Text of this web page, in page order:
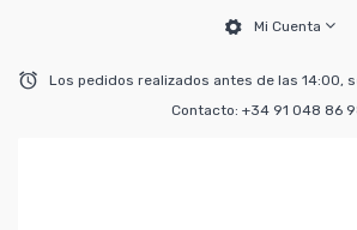
Mi Cuenta
Los pedidos realizados antes de las 14:00,
Contacto: +34 91 048 86